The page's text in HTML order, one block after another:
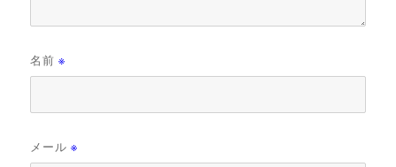
名前※
メール※